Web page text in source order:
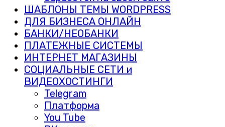
ШАБЛОНЫ ТЕМЫ WORDPRESS
ДЛЯ БИЗНЕСА ОНЛАЙН
БАНКИ/НЕОБАНКИ
ПЛАТЕЖНЫЕ СИСТЕМЫ
ИНТЕРНЕТ МАГАЗИНЫ
СОЦИАЛЬНЫЕ СЕТИ и
ВИДЕОХОСТИНГИ
Telegram
Платформа
You Tube